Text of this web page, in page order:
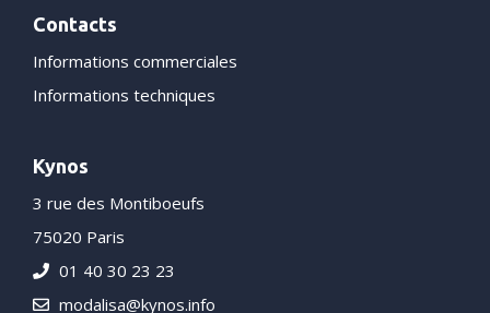
Contacts
Informations commerciales
Informations techniques
Kynos
3 rue des Montiboeufs
75020 Paris
01 40 30 23 23
modalisa@kynos.info